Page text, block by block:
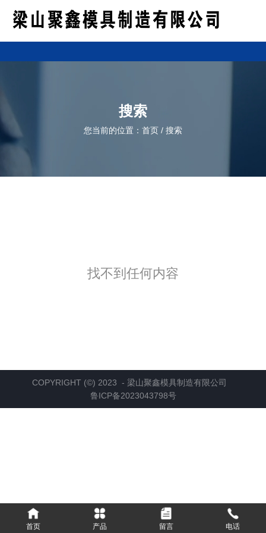
搜索
您当前的位置：首页 / 搜索
找不到任何内容
COPYRIGHT (©) 2023 - 梁山聚鑫模具制造有限公司
鲁ICP备2023043798号
首页 产品 留言 电话